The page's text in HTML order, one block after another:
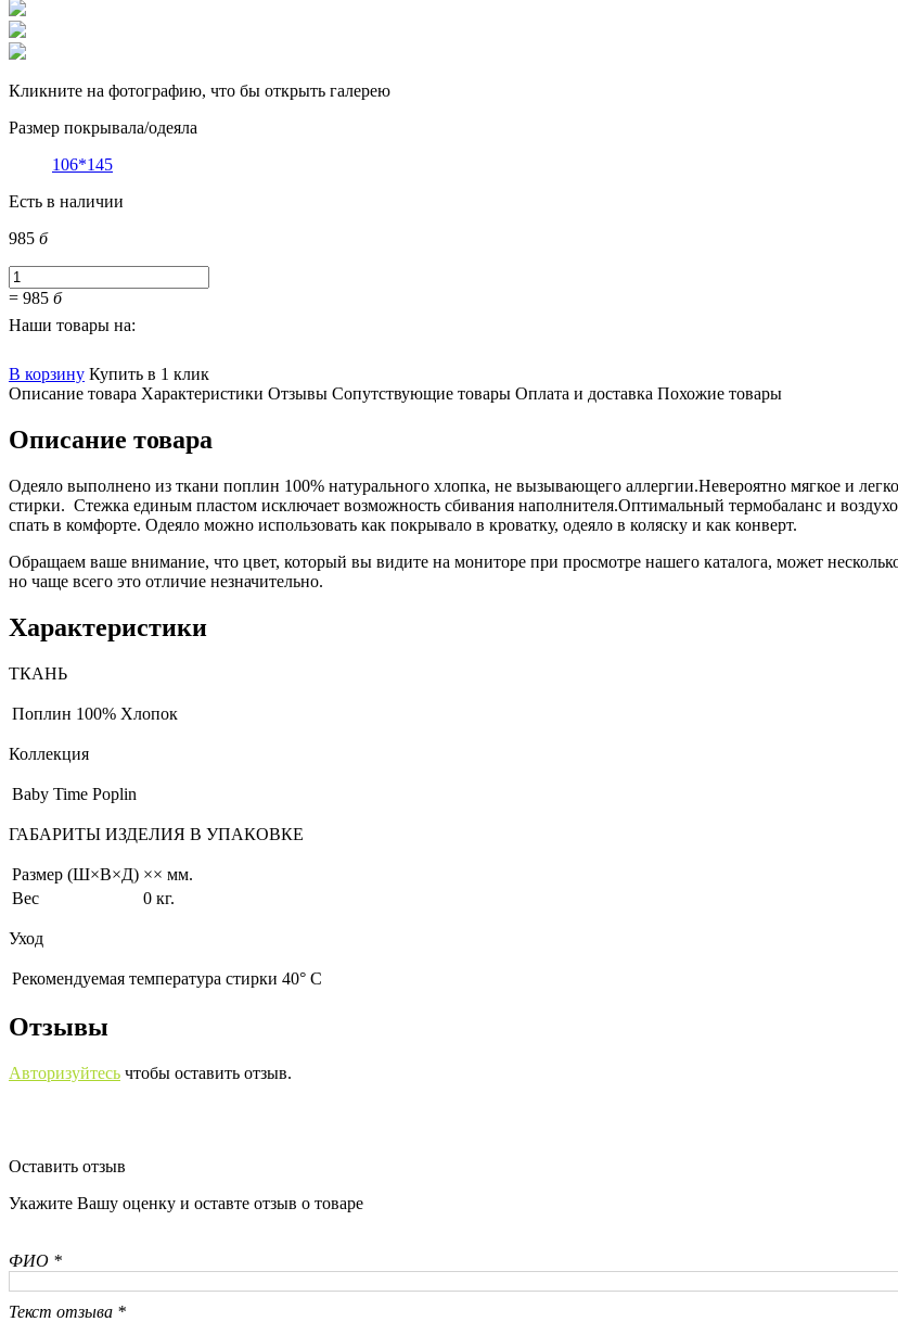
Кликните на фотографию, что бы открыть галерею
Размер покрывала/одеяла
106*145
Есть в наличии
985 б
= 985 б
Наши товары на:
В корзину Купить в 1 клик
Описание товара Характеристики Отзывы Сопутствующие товары Оплата и доставка Похожие товары
Описание товара
Одеяло выполнено из ткани поплин 100% натурального хлопка, не вызывающего аллергии.Невероятно мягкое и
стирки. Стежка единым пластом исключает возможность сбивания наполнителя.Оптимальный термобаланс и
спать в комфорте. Одеяло можно использовать как покрывало в кроватку, одеяло в коляску и как конверт.
Обращаем ваше внимание, что цвет, который вы видите на мониторе при просмотре нашего каталога, может несколько
но чаще всего это отличие незначительно.
Характеристики
ТКАНЬ
Поплин 100% Хлопок
Коллекция
Baby Time Poplin
ГАБАРИТЫ ИЗДЕЛИЯ В УПАКОВКЕ
Размер (Ш×В×Д) ×× мм.
Вес
0 кг.
Уход
Рекомендуемая температура стирки 40° С
Отзывы
Авторизуйтесь чтобы оставить отзыв.
Оставить отзыв
Укажите Вашу оценку и оставте отзыв о товаре
ФИО *
Текст отзыва *